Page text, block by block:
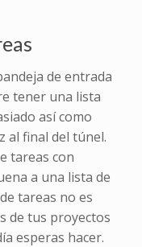
de entrada
tener una lista
así como
al final del túnel.
tareas con
a una lista de
tareas no es
de tus proyectos
esperas hacer.